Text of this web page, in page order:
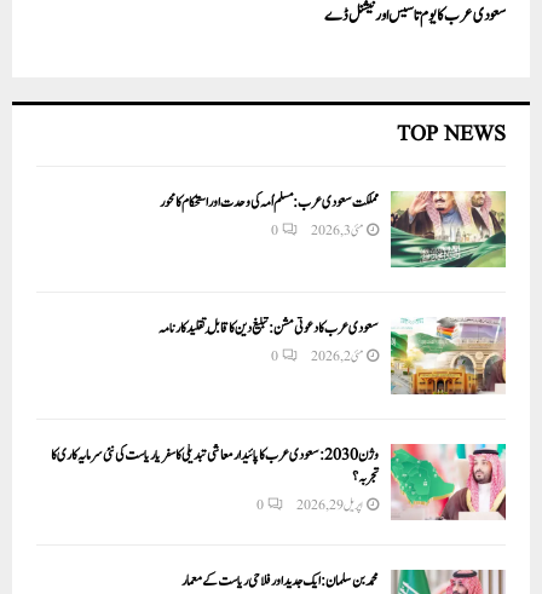
سعودی عرب کا یوم تاسیس اور نیشنل ڈے
TOP NEWS
مملکت سعودی عرب: مسلم اُمہ کی وحدت اور استحکام کا محور
مئی 3, 2026 0
سعودی عرب کا دعوتی مشن: تبلیغ دین کا قابلِ تقلید کارنامہ
مئی 2, 2026 0
وژن 2030:سعودی عرب کا پائیدار معاشی تبدیلی کا سفر یا ریاست کی نئی سرمایہ کاری کا
تجربہ؟
اپریل 29, 2026 0
محمد بن سلمان: ایک جدید اور فلاحی ریاست کے معمار